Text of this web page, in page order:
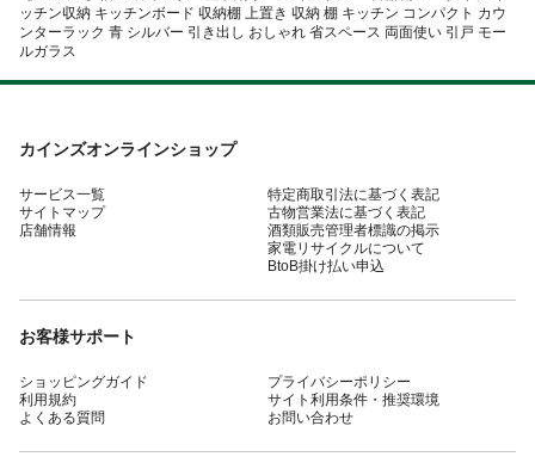
ッチン収納 キッチンボード 収納棚 上置き 収納 棚 キッチン コンパクト カウ
ンターラック 青 シルバー 引き出し おしゃれ 省スペース 両面使い 引戸 モー
ルガラス
カインズオンラインショップ
サービス一覧
サイトマップ
店舗情報
特定商取引法に基づく表記
古物営業法に基づく表記
酒類販売管理者標識の掲示
家電リサイクルについて
BtoB掛け払い申込
お客様サポート
ショッピングガイド
利用規約
よくある質問
プライバシーポリシー
サイト利用条件・推奨環境
お問い合わせ